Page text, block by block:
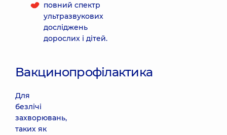
повний спектр
ультразвукових
досліджень
дорослих і дітей.
Вакцинопрофілактика
Для
безлічі
захворювань,
таких як